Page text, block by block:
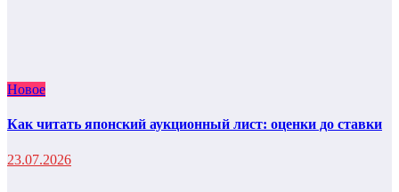
Новое
Как читать японский аукционный лист: оценки до ставки
23.07.2026